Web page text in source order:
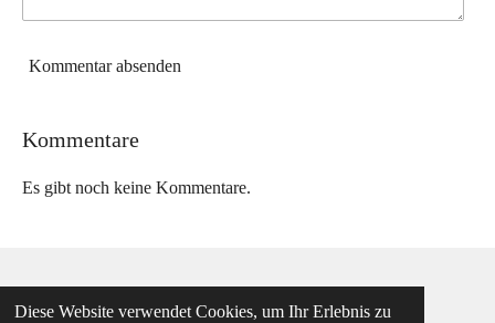
Diese Website verwendet Cookies, um Ihr Erlebnis zu
Kommentar absenden
Kommentare
Es gibt noch keine Kommentare.